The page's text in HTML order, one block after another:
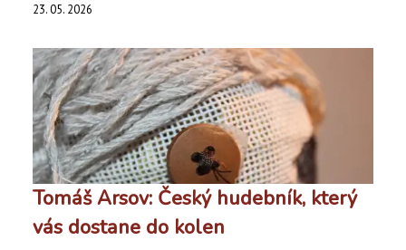
23. 05. 2026
Tomáš Arsov: Český hudebník, který
vás dostane do kolen